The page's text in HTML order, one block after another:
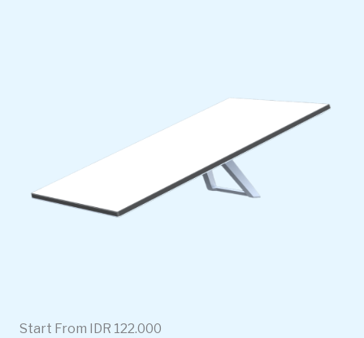
Start From IDR 122.000